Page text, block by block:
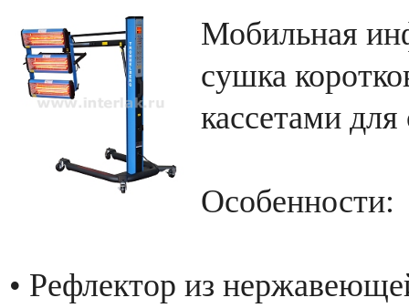
Мобильная
сушка
кассетами
Особенности:
• Рефлектор из